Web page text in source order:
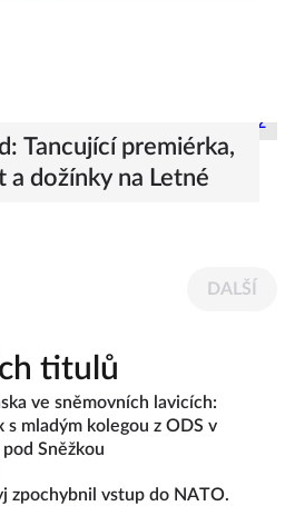
Tancující premiérka,
a dožínky na Letné
DALŠÍ
titulů
ve sněmovních lavicích:
s mladým kolegou z ODS v
pod Sněžkou
zpochybnil vstup do NATO.